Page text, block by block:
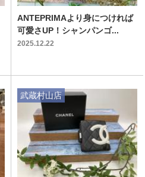
ANTEPRIMAより身につければ
可愛さUP！シャンパンゴ...
2025.12.22
武蔵村山店